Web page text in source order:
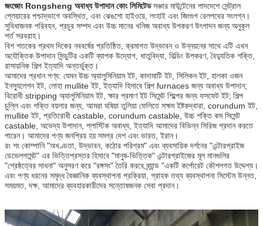
জংজোং Rongsheng অবাধ্য উপাদান কোং লিমিটেডসঞ্চার মাউন্টেনের পাদদেশে সেন্ট্রাল
প্লেয়ারের পশ্চাদ্ভাগে অবস্থিত, এবং ঝেঙশো হাইওয়ে, লংহাই এবং জিংগুগ রেলপথের সংলগ্ন।
সুবিধাজনক পরিবহন, প্রচুর সম্পদ এবং উচ্চ মানের খনিজ অবাধ্য উপকরণ উৎপাদন জন্য অনুকূল
শর্ত সরবরাহ।
বিশ শতকের প্রথম দিকের নববর্ষের প্রতিষ্ঠিত, ক্রমাগত উদ্ভাবন ও উন্নয়নের সাথে এটি এখন
অযৌক্তিক উপাদান সিন্ডুটির একটি ব্যাপক উদ্যোগ, ধাতুবিদ্যা, বিল্ডিং উপকরণ, বৈদ্যুতিক শক্তি,
রাসায়নিক শিল্প ইত্যাদি অন্তর্ভুক্ত।
আমাদের প্রধান পণ্য: যেমন উচ্চ অ্যালুমিনিয়াম ইট, কাদামাটি ইট, সিলিকন ইট, হালকা ওজন
ইনস্যুলেশন ইট, লোহা mullite ইট, ইত্যাদি হিসাবে শিল্প furnaces জন্য অবাধ্য উপাদান;
বিরোধী stripping অ্যালুমিনিয়াম ইট, ক্ষার প্রমাণ ইট সিমেন্ট শিল্পের জন্য ফসফেট ইট; শিল্প
চুল্লি এবং শক্তি বয়লার জন্য, আমরা ঘষিয়া তুলিয়া ফেলিতে সক্ষম ইষ্টকদ্বারা, corundum ইট,
mullite ইট, প্রতিরোধী castable, corundum castable, উচ্চ শক্তি কম সিমেন্ট
castable, অভেদ্য উপাদান, প্লাস্টিক অবাধ্য, ইত্যাদি আমাদের বিভিন্ন সিরিজ প্রদান করতে
পারেন। আমাদের পণ্য জনপ্রিয় হয় সমগ্র দেশ এবং ভারত, ইরান।
রং শং কোম্পানি "অখণ্ডতা, উদ্ভাবন, কঠোর পরিশ্রম" এবং ব্যবসায়িক দর্শনের "এন্টারপ্রাইজ
ডেভেলপমেন্ট" এর ভিত্তিপ্রস্তর হিসাবে "মানুষ-ভিত্তিক" এন্টারপ্রাইজের মূল মানগুলির
"শ্রেষ্ঠত্বের সাধনা" অনুসরণ করে "রঙ্গসং" তৈরি করবে ব্র্যান্ড "একটি কর্পোরেট কৌশলগত উদ্দেশ্য।
এবং পণ্য ধরনের সমৃদ্ধ বৈজ্ঞানিক ব্যবস্থাপনা প্রক্রিয়া, গ্রাহক তথ্য ব্যবস্থাপনা সিস্টেম উন্নত,
সময়মত, দক্ষ, আমাদের ব্যবহারকারীদের সন্তোষজনক সেবা প্রদান।